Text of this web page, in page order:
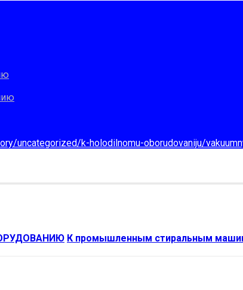
uncategorized/k-holodilnomu-oborudovaniju/
К промышленным стиральным